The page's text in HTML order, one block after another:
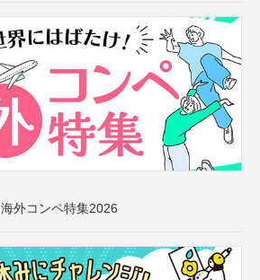
外コンペ特集2026